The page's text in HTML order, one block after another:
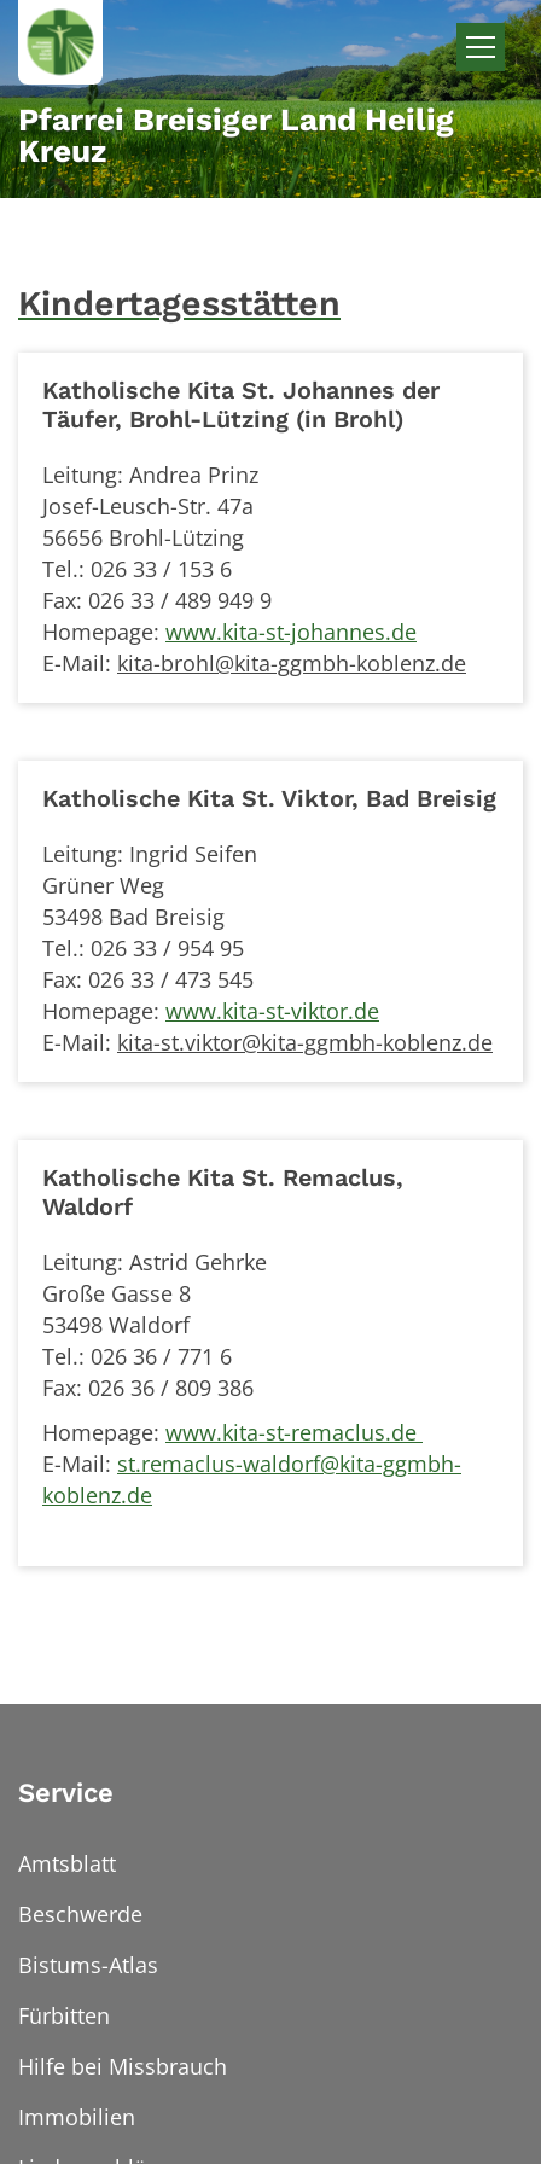
Zum Inhalt springen
Pfarrei Breisiger Land Heilig
Kreuz
Kindertagesstätten
Katholische Kita St. Johannes der
Täufer, Brohl-Lützing (in Brohl)
Leitung: Andrea Prinz
Josef-Leusch-Str. 47a
56656 Brohl-Lützing
Tel.: 026 33 / 153 6
Fax: 026 33 / 489 949 9
Homepage: www.kita-st-johannes.de
E-Mail: kita-brohl@kita-ggmbh-koblenz.de
Katholische Kita St. Viktor, Bad Breisig
Leitung: Ingrid Seifen
Grüner Weg
53498 Bad Breisig
Tel.: 026 33 / 954 95
Fax: 026 33 / 473 545
Homepage: www.kita-st-viktor.de
E-Mail: kita-st.viktor@kita-ggmbh-koblenz.de
Katholische Kita St. Remaclus,
Waldorf
Leitung: Astrid Gehrke
Große Gasse 8
53498 Waldorf
Tel.: 026 36 / 771 6
Fax: 026 36 / 809 386
Homepage: www.kita-st-remaclus.de
E-Mail: st.remaclus-waldorf@kita-ggmbh-
koblenz.de
Service
Amtsblatt
Beschwerde
Bistums-Atlas
Fürbitten
Hilfe bei Missbrauch
Immobilien